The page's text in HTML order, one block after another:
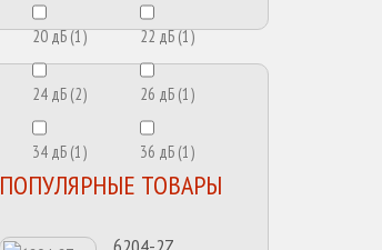
20 дБ(1) 22 дБ(1)
24 дБ(2) 26 дБ(1)
34 дБ(1) 36 дБ(1)
ПОПУЛЯРНЫЕ ТОВАРЫ